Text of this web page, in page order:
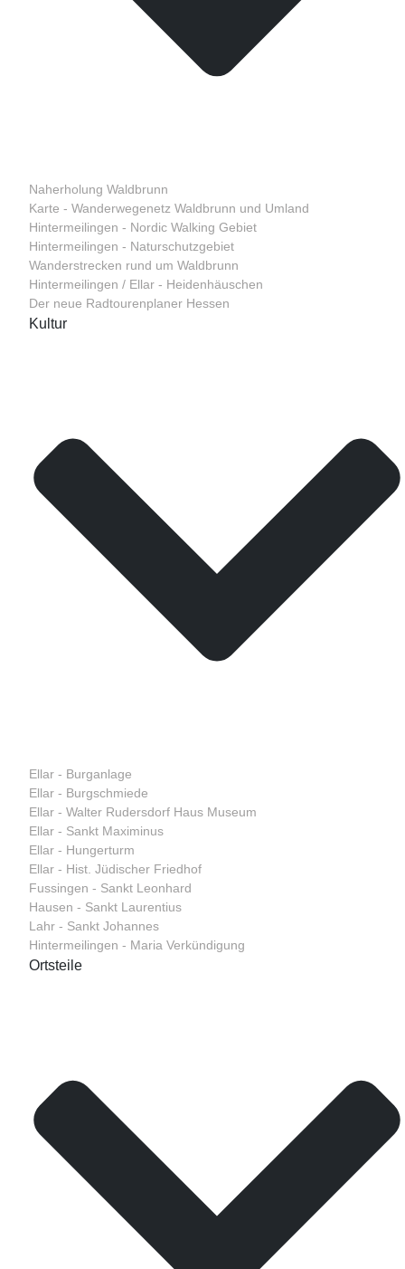
Naherholung Waldbrunn
Karte - Wanderwegenetz Waldbrunn und Umland
Hintermeilingen - Nordic Walking Gebiet
Hintermeilingen - Naturschutzgebiet
Wanderstrecken rund um Waldbrunn
Hintermeilingen / Ellar - Heidenhäuschen
Der neue Radtourenplaner Hessen
Kultur
Ellar - Burganlage
Ellar - Burgschmiede
Ellar - Walter Rudersdorf Haus Museum
Ellar - Sankt Maximinus
Ellar - Hungerturm
Ellar - Hist. Jüdischer Friedhof
Fussingen - Sankt Leonhard
Hausen - Sankt Laurentius
Lahr - Sankt Johannes
Hintermeilingen - Maria Verkündigung
Ortsteile